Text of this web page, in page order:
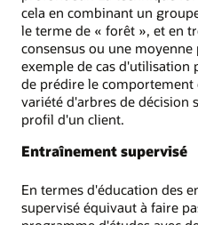
cela en combinant un
le terme de « forêt », et en
consensus ou une
exemple de cas d'utilisation
de prédire le
variété d'arbres de décision
profil d'un client.
Entraînement supervisé
En termes d'éducation des
supervisé équivaut à faire